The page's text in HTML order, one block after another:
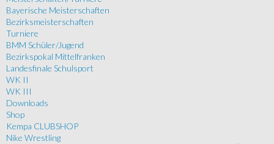
Bayerische Meisterschaften
Bezirksmeisterschaften
Turniere
BMM Schüler/Jugend
Bezirkspokal Mittelfranken
Landesfinale Schulsport
WK II
WK III
Downloads
Shop
Kempa CLUBSHOP
Nike Wrestling